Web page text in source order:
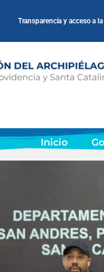
Transparencia y acceso a
Inicio